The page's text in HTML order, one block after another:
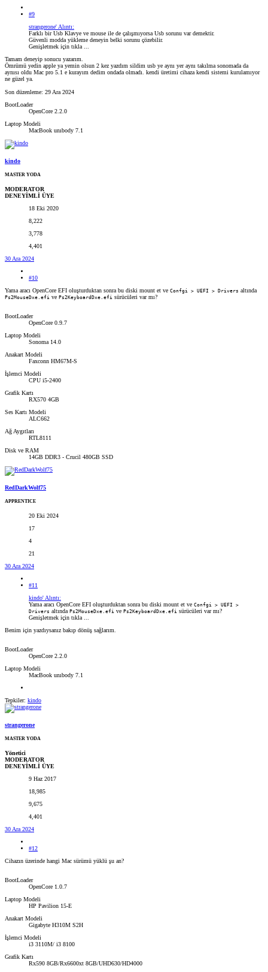
#9
strangerone' Alıntı:
Farklı bir Usb Klavye ve mouse ile de çalışmıyorsa Usb sorunu var demektir.
Güvenli modda yükleme deneyin belki sorunu çözebilir.
Genişletmek için tıkla ...
Tamam deneyip sonucu yazarım.
Ömrümü yedin apple ya yemin olsun 2 kez yazdım sildim usb ye aynı yer aynı takılma sonomada da
aynısı oldu Mac pro 5.1 e kurayım dedim ondada olmadı. kendi üretimi cihaza kendi sistemi kurulamıyor
ne güzel ya.
Son düzenleme: 29 Ara 2024
BootLoader
OpenCore 2.2.0
Laptop Modeli
MacBook unıbody 7.1
kindo
MASTER YODA
MODERATOR
DENEYİMLİ ÜYE
18 Eki 2020
8,222
3,778
4,401
30 Ara 2024
#10
Yama aracı OpenCore EFI oluşturduktan sonra bu diski mount et ve Confgi > UEFI > Drivers altında
Ps2MouseDxe.efi ve Ps2KeyboardDxe.efi sürücüleri var mı?
BootLoader
OpenCore 0.9.7
Laptop Modeli
Sonoma 14.0
Anakart Modeli
Faxconn HM67M-S
İşlemci Modeli
CPU i5-2400
Grafik Kartı
RX570 4GB
Ses Kartı Modeli
ALC662
Ağ Aygıtları
RTL8111
Disk ve RAM
14GB DDR3 - Crucil 480GB SSD
RedDarkWolf75
APPRENTICE
20 Eki 2024
17
4
21
30 Ara 2024
#11
kindo' Alıntı:
Yama aracı OpenCore EFI oluşturduktan sonra bu diski mount et ve Confgi > UEFI >
Drivers altında Ps2MouseDxe.efi ve Ps2KeyboardDxe.efi sürücüleri var mı?
Genişletmek için tıkla ...
Benim için yazdıysanız bakıp dönüş sağlarım.
BootLoader
OpenCore 2.2.0
Laptop Modeli
MacBook unıbody 7.1
Tepkiler: kindo
strangerone
MASTER YODA
Yönetici
MODERATOR
DENEYİMLİ ÜYE
9 Haz 2017
18,985
9,675
4,401
30 Ara 2024
#12
Cihazın üzerinde hangi Mac sürümü yüklü şu an?
BootLoader
OpenCore 1.0.7
Laptop Modeli
HP Pavilion 15-E
Anakart Modeli
Gigabyte H310M S2H
İşlemci Modeli
i3 3110M/ i3 8100
Grafik Kartı
Rx590 8GB/Rx6600xt 8GB/UHD630/HD4000